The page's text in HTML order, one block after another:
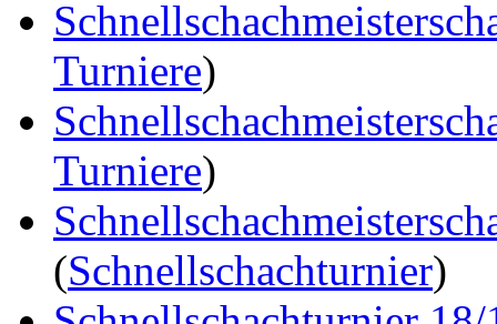
Turniere)
Turniere)
(Schnellschachturnier)